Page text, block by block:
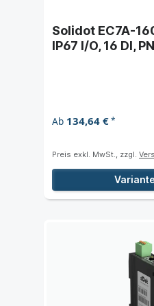
Solidot EC7A-
IP67 I/O, 16 DI,
Ab 134,64 €*
Preis exkl. MwSt., zzgl.